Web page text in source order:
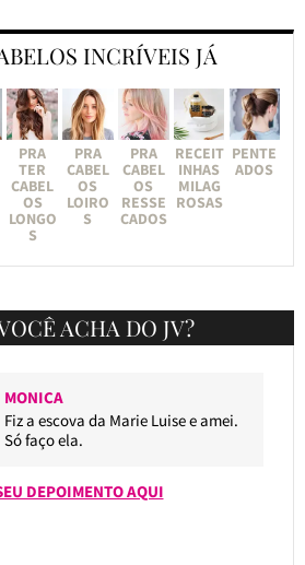
INCRÍVEIS JÁ
PRA
TER
CABEL
OS
LONGO
S
PRA
CABEL
OS
LOIRO
S
PRA
CABEL
OS
RESSE
CADOS
RECEIT
INHAS
MILAG
ROSAS
PENTE
ADOS
ACHA DO JV?
MONICA
Fiz a escova da Marie Luise e amei.
Só faço ela.
DEPOIMENTO AQUI